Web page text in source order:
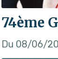
74ème
Du 08/06/